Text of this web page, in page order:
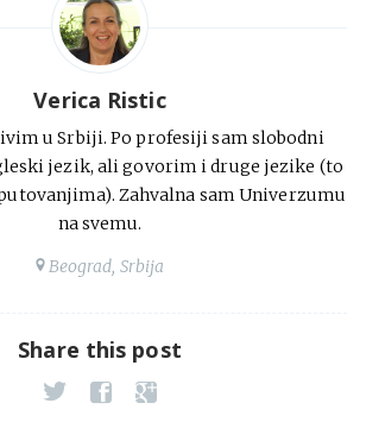
Verica Ristic
u Srbiji. Po profesiji sam slobodni
jezik, ali govorim i druge jezike (to
Zahvalna sam Univerzumu
na svemu.
Beograd, Srbija
Share this post